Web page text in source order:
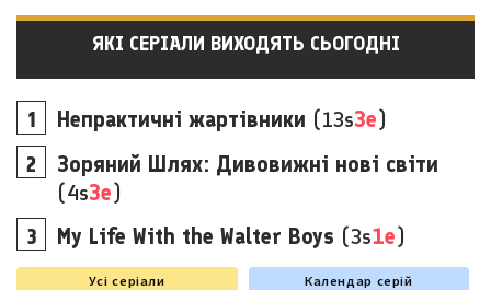
ЯКІ СЕРІАЛИ ВИХОДЯТЬ СЬОГОДНІ
Непрактичні жартівники (13s3e)
Зоряний Шлях: Дивовижні нові світи
(4s3e)
My Life With the Walter Boys (3s1e)
Усі серіали Календар серій